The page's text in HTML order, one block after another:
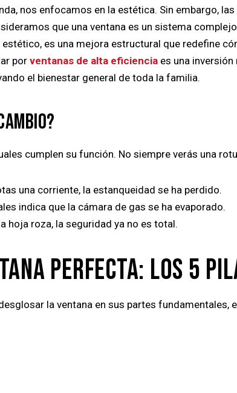
nos enfocamos en la estética. Sin embargo,
que una ventana es un sistema
es una mejora estructural que redefine
porventanas de alta eficiencia es una inversión
el bienestar general de toda la familia.
cumplen su función. No siempre verás una
una corriente, la estanqueidad se ha perdido.
indica que la cámara de gas se ha evaporado.
hoja roza, la seguridad ya no es total.
PERFECTA: LOS 5
la ventana en sus partes fundamentales,